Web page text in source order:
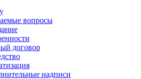
вопросы
договор
надписи